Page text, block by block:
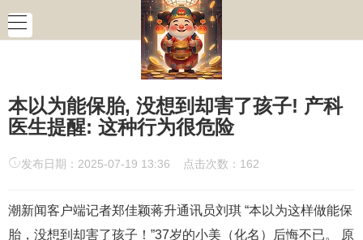
本以为能保胎, 没想到却害了孩子! 产科
医生提醒: 这种行为很危险
发布日期：2025-07-19 13:36 点击次数：162
潮新闻客户端记者郑佳颖蒋升通讯员刘琪 “本以为这样做能保
胎，没想到却害了孩子！”37岁的小美（化名）后悔不已。 原